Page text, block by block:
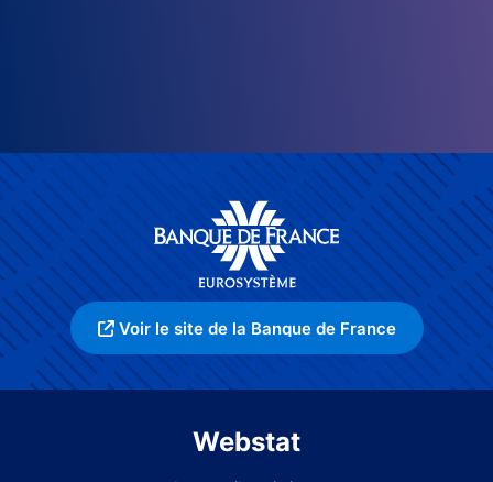
Voir le site de la Banque de France
Webstat